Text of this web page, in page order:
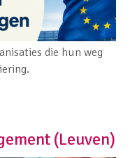
die hun weg
(Leuven)